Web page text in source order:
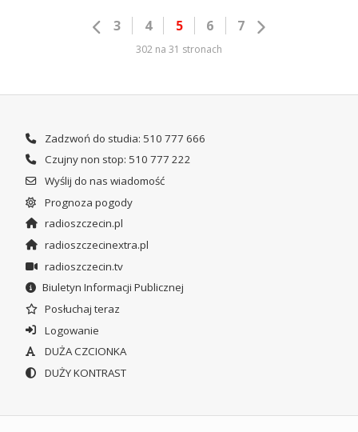
3 4 5 6 7
302 na 31 stronach
Zadzwoń do studia: 510 777 666
Czujny non stop: 510 777 222
Wyślij do nas wiadomość
Prognoza pogody
radioszczecin.pl
radioszczecinextra.pl
radioszczecin.tv
Biuletyn Informacji Publicznej
Posłuchaj teraz
Logowanie
DUŻA CZCIONKA
DUŻY KONTRAST